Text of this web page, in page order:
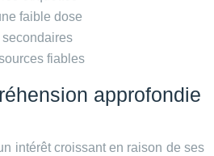
faible dose
fiables
approfondie
intérêt croissant en raison de ses